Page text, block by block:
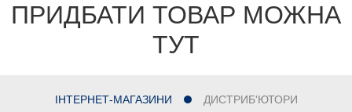
ПРИДБАТИ ТОВАР МОЖНА
ТУТ
ІНТЕРНЕТ-МАГАЗИНИ ДИСТРИБ'ЮТОРИ